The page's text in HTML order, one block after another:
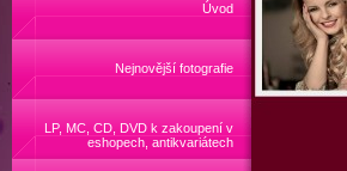
Úvod
Nejnovější fotografie
LP, MC, CD, DVD k zakoupení v
eshopech, antikvariátech